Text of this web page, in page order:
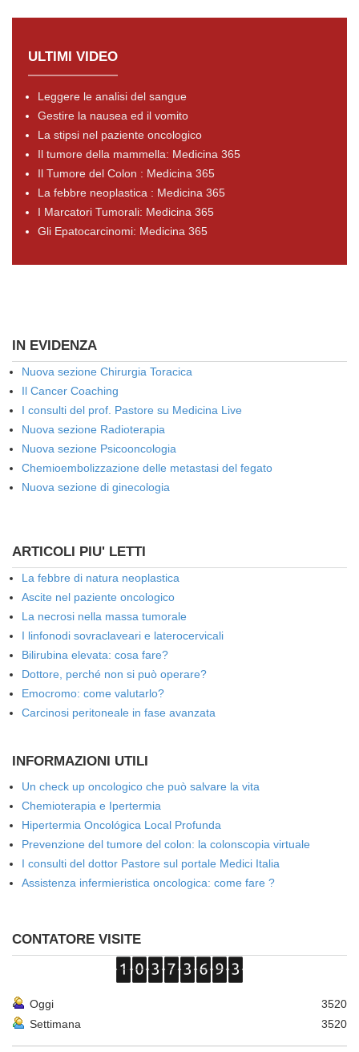
ULTIMI VIDEO
Leggere le analisi del sangue
Gestire la nausea ed il vomito
La stipsi nel paziente oncologico
Il tumore della mammella: Medicina 365
Il Tumore del Colon : Medicina 365
La febbre neoplastica : Medicina 365
I Marcatori Tumorali: Medicina 365
Gli Epatocarcinomi: Medicina 365
IN EVIDENZA
Nuova sezione Chirurgia Toracica
Il Cancer Coaching
I consulti del prof. Pastore su Medicina Live
Nuova sezione Radioterapia
Nuova sezione Psicooncologia
Chemioembolizzazione delle metastasi del fegato
Nuova sezione di ginecologia
ARTICOLI PIU' LETTI
La febbre di natura neoplastica
Ascite nel paziente oncologico
La necrosi nella massa tumorale
I linfonodi sovraclaveari e laterocervicali
Bilirubina elevata: cosa fare?
Dottore, perché non si può operare?
Emocromo: come valutarlo?
Carcinosi peritoneale in fase avanzata
INFORMAZIONI UTILI
Un check up oncologico che può salvare la vita
Chemioterapia e Ipertermia
Hipertermia Oncológica Local Profunda
Prevenzione del tumore del colon: la colonscopia virtuale
I consulti del dottor Pastore sul portale Medici Italia
Assistenza infermieristica oncologica: come fare ?
CONTATORE VISITE
Oggi
3520
Settimana
3520